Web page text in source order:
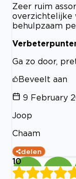
Zeer ruim
overzichtelijke
behulpzaam
Ga zo door,
Beveelt aan
9 February
Joop
Chaam
delen
10